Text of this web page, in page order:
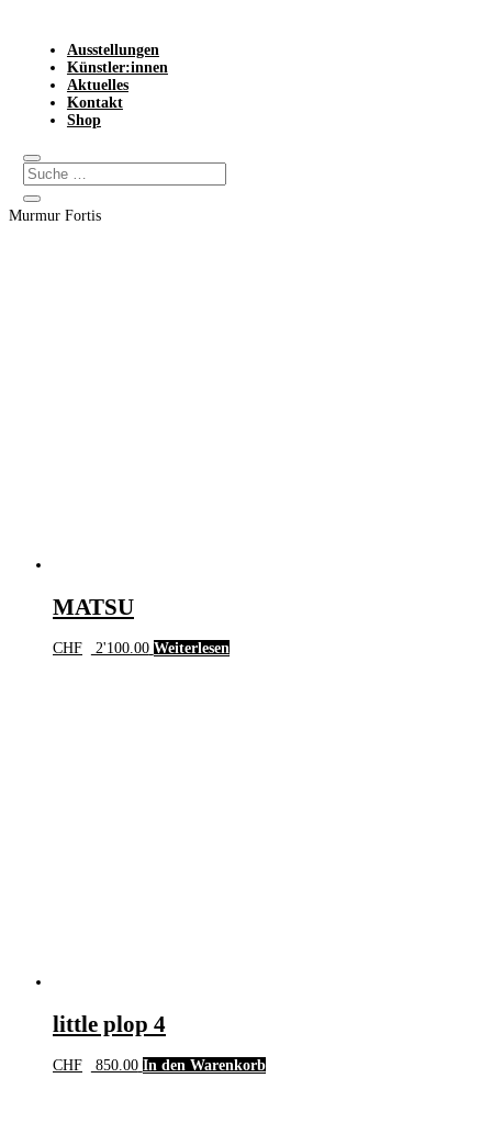
Ausstellungen
Künstler:innen
Aktuelles
Kontakt
Shop
Murmur Fortis
MATSU
CHF 2'100.00 Weiterlesen
little plop 4
CHF 850.00 In den Warenkorb